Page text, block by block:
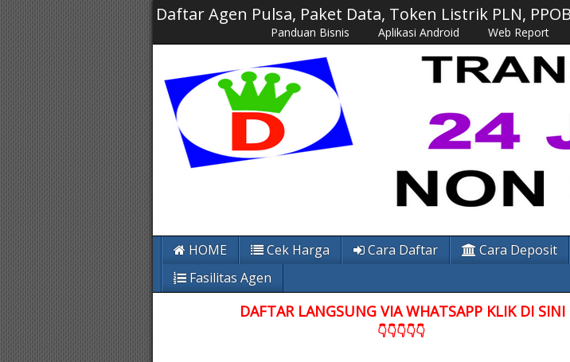
Daftar Agen Pulsa, Paket Data, Token Listrik PLN,
Panduan Bisnis Aplikasi Android Web Report
HOME Cek Harga Cara Daftar Cara Deposit
Fasilitas Agen
DAFTAR LANGSUNG VIA WHATSAPP KLIK DI SINI
👇👇👇👇👇